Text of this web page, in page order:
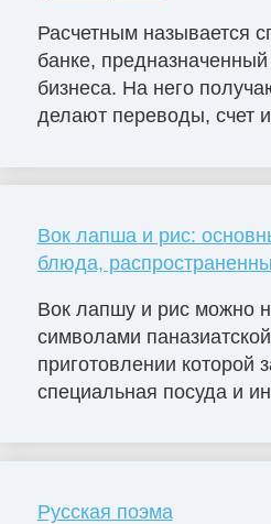
Расчетным называется
банке,
бизнеса. На него
делают переводы, счет
Вок лапша и рис:
блюда,
Вок лапшу и рис можно
символами
приготовлении которой
специальная посуда и
Русская поэма